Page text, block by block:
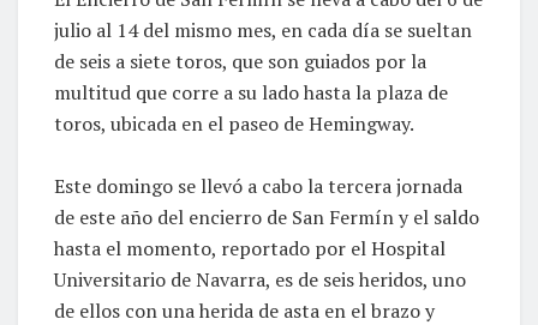
julio al 14 del mismo mes, en cada día se sueltan
de seis a siete toros, que son guiados por la
multitud que corre a su lado hasta la plaza de
toros, ubicada en el paseo de Hemingway.
Este domingo se llevó a cabo la tercera jornada
de este año del encierro de San Fermín y el saldo
hasta el momento, reportado por el Hospital
Universitario de Navarra, es de seis heridos, uno
de ellos con una herida de asta en el brazo y